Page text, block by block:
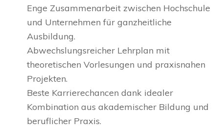
Enge Zusammenarbeit zwischen Hochschule
und Unternehmen für ganzheitliche
Ausbildung.
Abwechslungsreicher Lehrplan mit
theoretischen Vorlesungen und praxisnahen
Projekten.
Beste Karrierechancen dank idealer
Kombination aus akademischer Bildung und
beruflicher Praxis.